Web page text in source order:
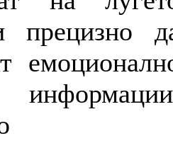
прецизно